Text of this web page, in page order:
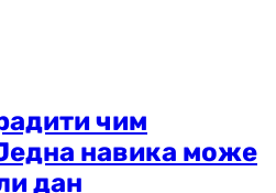
чим
навика може
дан